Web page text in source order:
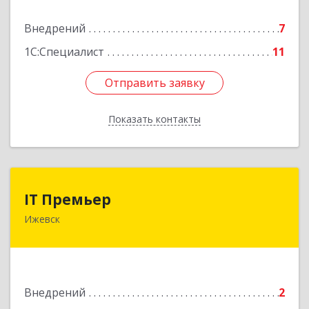
Внедрений
7
1С:Специалист
11
Отправить заявку
Показать контакты
Отправить заявку
Назад
IT Премьер
Ижевск
Внедрений
2